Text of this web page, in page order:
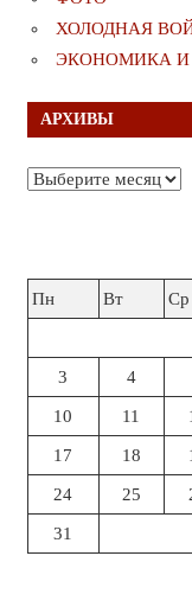
ХОЛОДНАЯ
ЭКОНОМИКА
АРХИВЫ
Архивы
Пн
Вт Ср
3 4
10 11
17 18
24 25
31